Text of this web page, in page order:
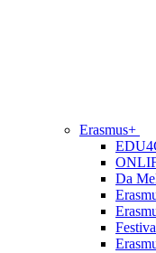
Erasmus+
Da